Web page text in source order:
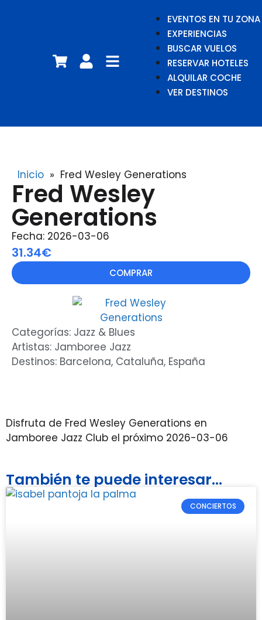
EVENTOS EN TU ZONA
EXPERIENCIAS
BUSCAR VUELOS
RESERVAR HOTELES
ALQUILAR COCHE
VER DESTINOS
Inicio » Fred Wesley Generations
Fred Wesley
Generations
Fecha: 2026-03-06
31.34€
COMPRAR
Categorías: Jazz & Blues
Artistas: Jamboree Jazz
Destinos: Barcelona, Cataluña, España
Disfruta de Fred Wesley Generations en
Jamboree Jazz Club el próximo 2026-03-06
También te puede interesar...
CONCIERTOS